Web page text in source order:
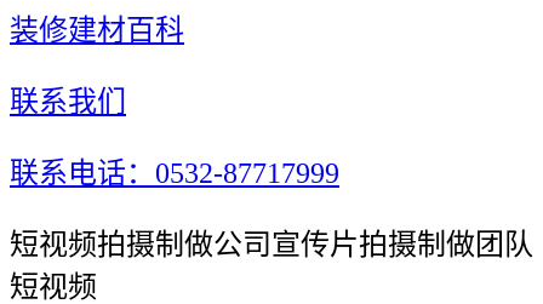
装修建材百科
联系我们
联系电话：0532-87717999
短视频拍摄制做公司宣传片拍摄制做团队
短视频